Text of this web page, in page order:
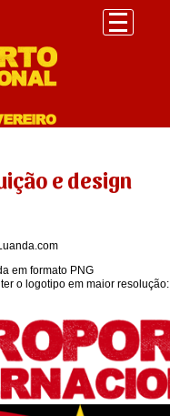
e design
em formato PNG
o logotipo em maior resolução: